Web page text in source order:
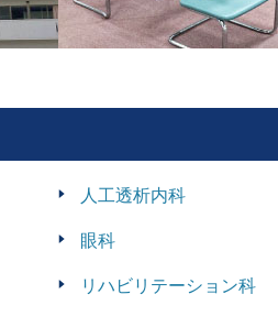
人工透析内科
眼科
リハビリテーション科